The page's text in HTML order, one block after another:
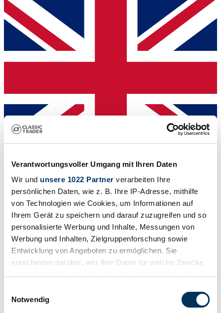
Verantwortungsvoller Umgang mit Ihren Daten
Wir und unsere 1022 Partner verarbeiten Ihre
persönlichen Daten, wie z. B. Ihre IP-Adresse, mithilfe
von Technologien wie Cookies, um Informationen auf
Ihrem Gerät zu speichern und darauf zuzugreifen und so
personalisierte Werbung und Inhalte, Messungen von
Werbung und Inhalten, Zielgruppenforschung sowie
Entwicklung von Angeboten zu ermöglichen. Sie
entscheiden darüber, wer Ihre Daten für welche Zwecke
Trigger Symbol ändern oder widerrufen
Notwendig
Händler
Coupé
Tachostand (abgelesen)
44.000 mi
Leistung (kW/PS)
287 / 390